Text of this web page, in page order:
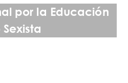
por la Educación
Sexista